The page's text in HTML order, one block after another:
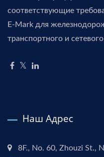
соответствующие
E-Mark для
транспортного и
Наш Адрес
8F., No. 60, Zhouzi St.,